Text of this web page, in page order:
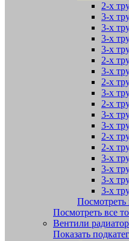
2-х
3-х
3-х
3-х
3-х
2-х
3-х
2-х
3-х
2-х
3-х
3-х
2-х
2-х
3-х
3-х
3-х
3-х
Посмотреть
Посмотреть все
Вентили
Показать